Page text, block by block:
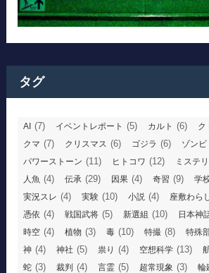
タグ
AI (7) イベントレポート (5) カルト (6) ク
クマ (7) クリスマス (6) ゴジラ (6) ゾンビ
パワーストーン (11) ヒトコワ (12) ミステ
人魚 (4) 伝承 (29) 因果 (4) 奇習 (9) 学
実況スレ (4) 実験 (10) 小説 (4) 座敷わら
憑依 (4) 戦国武将 (5) 新選組 (10) 日本神
時空 (4) 植物 (3) 毒 (10) 特撮 (8) 特殊
神 (4) 神社 (5) 祟り (4) 空想科学 (13)
蛇 (3) 裁判 (4) 言霊 (5) 超常現象 (3) 輪